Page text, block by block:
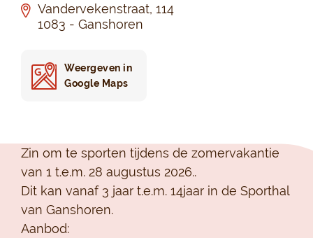
Vandervekenstraat, 114
1083 - Ganshoren
Weergeven in
Google Maps
Zin om te sporten tijdens de zomervakantie
van 1 t.e.m. 28 augustus 2026..
Dit kan vanaf 3 jaar t.e.m. 14jaar in de Sporthal
van Ganshoren.
Aanbod: